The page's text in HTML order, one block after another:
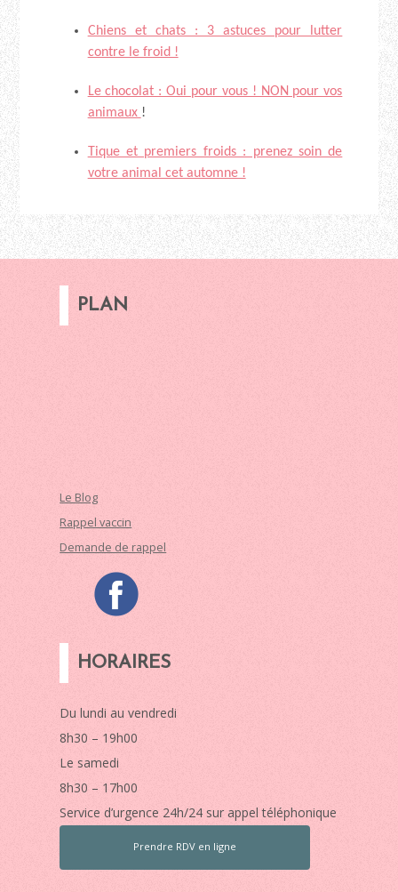
Chiens et chats : 3 astuces pour lutter
contre le froid !
Le chocolat : Oui pour vous ! NON pour vos
animaux !
Tique et premiers froids : prenez soin de
votre animal cet automne !
PLAN
Le Blog
Rappel vaccin
Demande de rappel
HORAIRES
Du lundi au vendredi
8h30 – 19h00
Le samedi
8h30 – 17h00
Service d’urgence 24h/24 sur appel téléphonique
Prendre RDV en ligne